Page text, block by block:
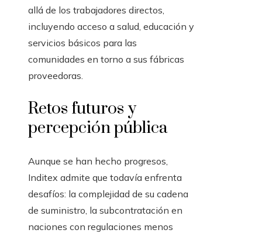
allá de los trabajadores directos,
incluyendo acceso a salud, educación y
servicios básicos para las
comunidades en torno a sus fábricas
proveedoras.
Retos futuros y
percepción pública
Aunque se han hecho progresos,
Inditex admite que todavía enfrenta
desafíos: la complejidad de su cadena
de suministro, la subcontratación en
naciones con regulaciones menos